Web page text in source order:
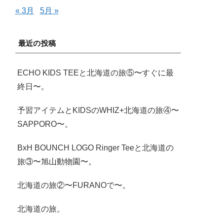
« 3月 5月 »
最近の投稿
ECHO KIDS TEEと北海道の旅⑤〜すぐに最
終日〜。
予習アイテムとKIDSのWHIZ+北海道の旅④〜
SAPPORO〜。
BxH BOUNCH LOGO Ringer Teeと北海道の
旅③〜旭山動物園〜。
北海道の旅②〜FURANOで〜。
北海道の旅。